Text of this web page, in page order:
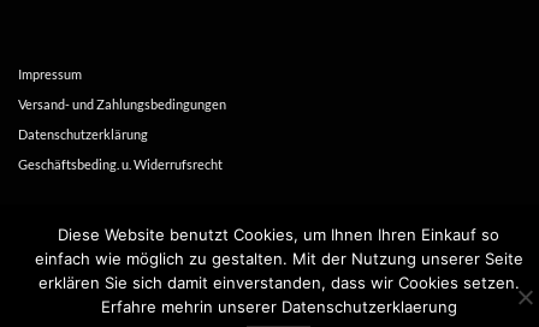
Impressum
Versand- und Zahlungsbedingungen
Datenschutzerklärung
Geschäftsbeding. u. Widerrufsrecht
Copyright 2016-2026 © Die zwei Kapitäne
Diese Website benutzt Cookies, um Ihnen Ihren Einkauf so
einfach wie möglich zu gestalten. Mit der Nutzung unserer Seite
erklären Sie sich damit einverstanden, dass wir Cookies setzen.
Erfahre mehrin unserer Datenschutzerklaerung